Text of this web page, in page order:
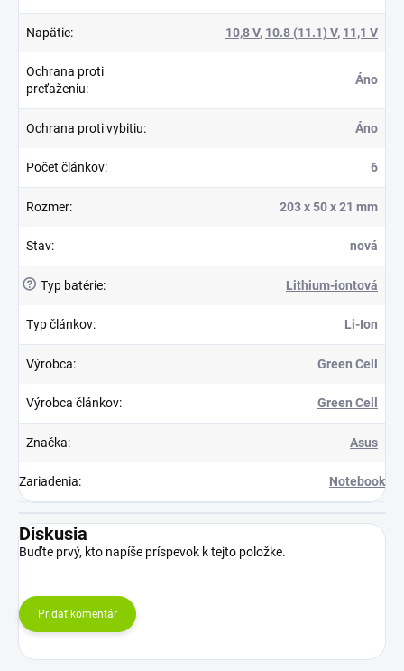
Napätie: 10,8 V, 10.8 (11.1) V, 11,1 V
Ochrana proti
preťaženiu:
Áno
Ochrana proti vybitiu: Áno
Počet článkov: 6
Rozmer: 203 x 50 x 21 mm
Stav: nová
? Typ batérie: Lithium-iontová
Typ článkov: Li-Ion
Výrobca: Green Cell
Výrobca článkov: Green Cell
Značka: Asus
Zariadenia: Notebook
Diskusia
Buďte prvý, kto napíše príspevok k tejto položke.
Pridať komentár